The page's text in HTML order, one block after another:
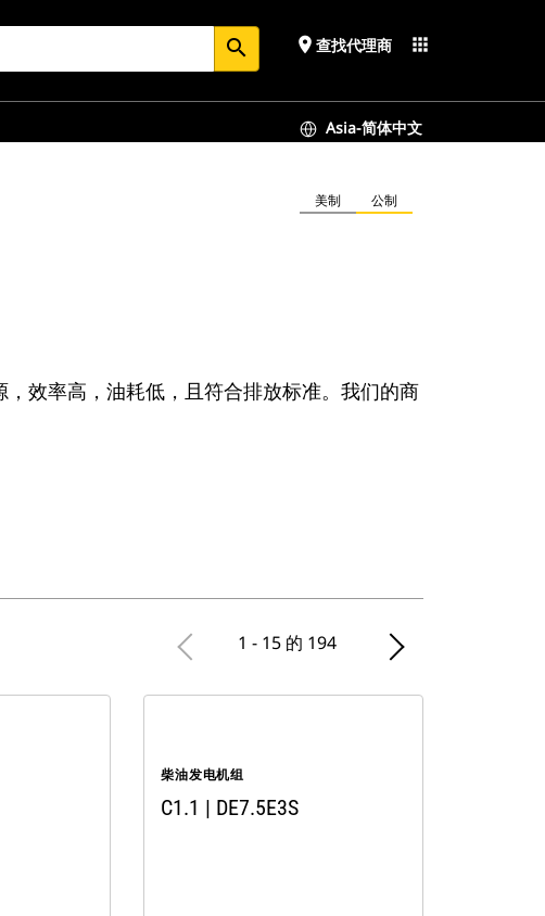
search place 查找代理商 apps
Asia-简体中文
美制 公制
效率高，油耗低，且符合排放标准。我们的商
1 - 15 的 194
柴油发电机组
C1.1 | DE7.5E3S